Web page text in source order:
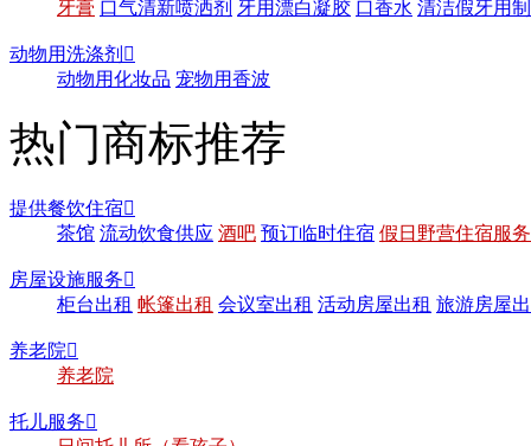
牙膏 口气清新喷洒剂 牙用漂白凝胶 口香水 清洁假牙用
动物用洗涤剂 
动物用化妆品 宠物用香波
热门商标推荐
提供餐饮住宿
茶馆 流动饮食供应 酒吧 预订临时住宿 假日野营住宿服务
房屋设施服务
柜台出租 帐篷出租 会议室出租 活动房屋出租 旅游房屋
养老院
养老院
托儿服务